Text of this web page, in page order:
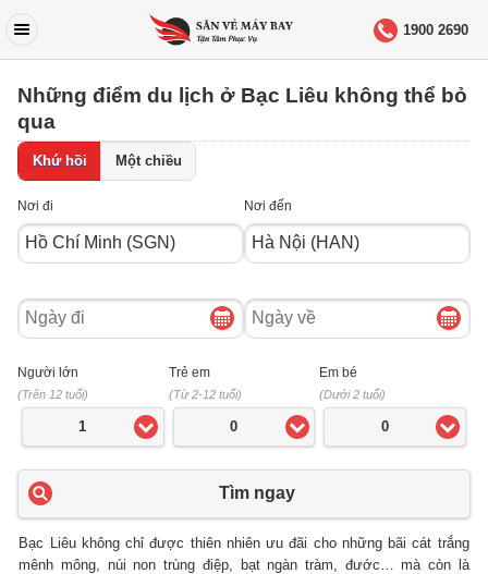
1900 2690
Những điểm du lịch ở Bạc Liêu không thể bỏ
qua
Khứ hồi Một chiều
Nơi đi Nơi đến
Ngày
đi
Ngày
về
Người lớn
(Trên 12 tuổi)
1
Trẻ em
(Từ 2-12 tuổi)
0
Em bé
(Dưới 2 tuổi)
0
Tìm ngay
Bạc Liêu không chỉ được thiên nhiên ưu đãi cho những bãi cát trắng
mênh mông, núi non trùng điệp, bạt ngàn tràm, đước… mà còn là